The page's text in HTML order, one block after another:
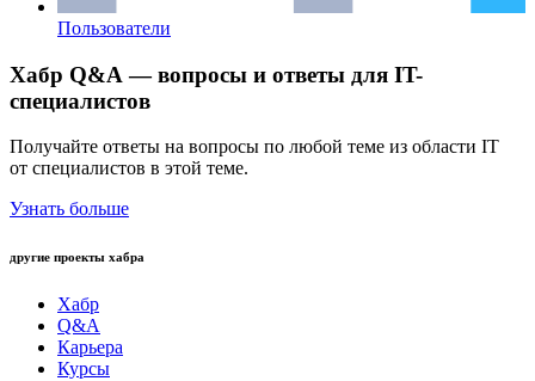
Пользователи
Хабр Q&A — вопросы и ответы для IT-
специалистов
Получайте ответы на вопросы по любой теме из области IT
от специалистов в этой теме.
Узнать больше
другие проекты хабра
Хабр
Q&A
Карьера
Курсы